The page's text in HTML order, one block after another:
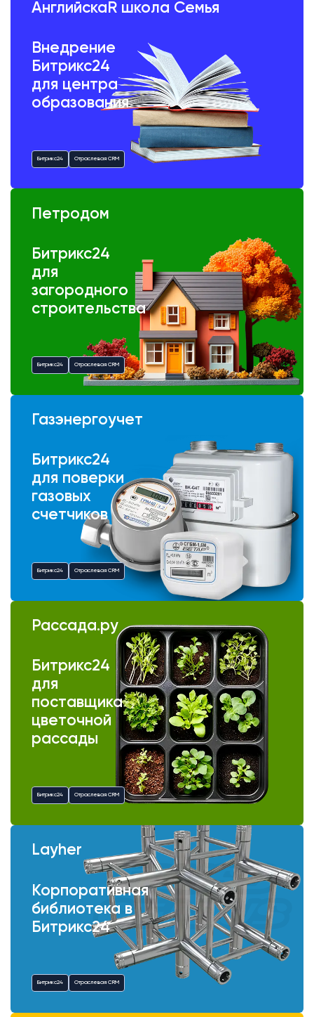
АнглийскаR школа Семья
Внедрение
Битрикс24
для центра
образования
Битрикс24 Отраслевая CRM
Петродом
Битрикс24
для
загородного
строительства
Битрикс24 Отраслевая CRM
Газэнергоучет
Битрикс24
для поверки
газовых
счетчиков
Битрикс24 Отраслевая CRM
Рассада.ру
Битрикс24
для
поставщика
цветочной
рассады
Битрикс24 Отраслевая CRM
Layher
Корпоративная
библиотека в
Битрикс24
Битрикс24 Отраслевая CRM